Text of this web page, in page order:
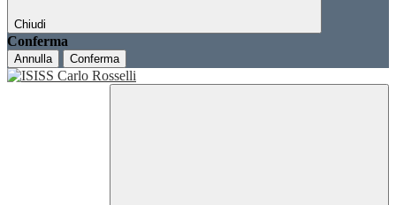
Chiudi
Conferma
Annulla Conferma